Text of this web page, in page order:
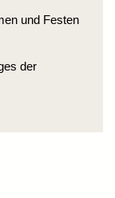
und Festen
der